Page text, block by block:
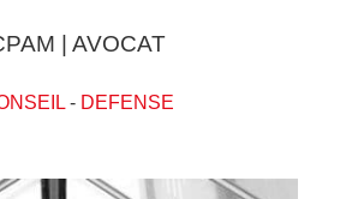
| AVOCAT
- DEFENSE